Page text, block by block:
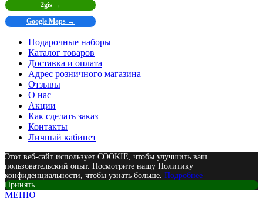
2gis →
Google Maps →
Подарочные наборы
Каталог товаров
Доставка и оплата
Адрес розничного магазина
Отзывы
О нас
Акции
Как сделать заказ
Контакты
Личный кабинет
Этот веб-сайт использует COOKIE, чтобы улучшить ваш
пользовательский опыт. Посмотрите нашу Политику
конфиденциальности, чтобы узнать больше. Подробнее
Принять
МЕНЮ